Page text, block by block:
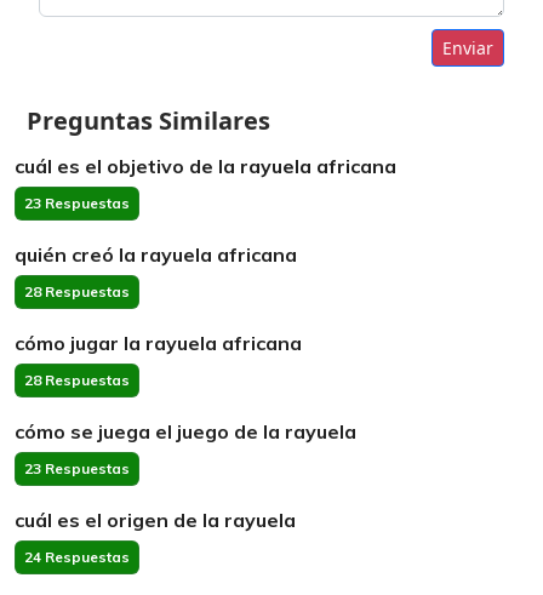
Enviar
Preguntas Similares
cuál es el objetivo de la rayuela africana
23 Respuestas
quién creó la rayuela africana
28 Respuestas
cómo jugar la rayuela africana
28 Respuestas
cómo se juega el juego de la rayuela
23 Respuestas
cuál es el origen de la rayuela
24 Respuestas